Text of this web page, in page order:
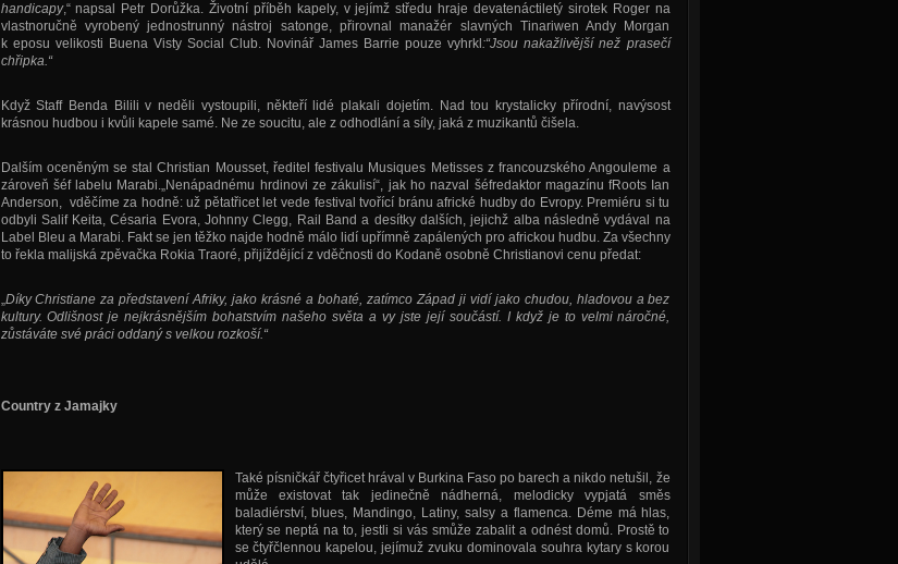
handicapy,“ napsal Petr Dorůžka. Životní příběh kapely, v jejímž středu hraje devatenáctiletý sirotek Roger na
vlastnoručně vyrobený jednostrunný nástroj satonge, přirovnal manažér slavných Tinariwen Andy Morgan
k eposu velikosti Buena Visty Social Club. Novinář James Barrie pouze vyhrkl:“Jsou nakažlivější než prasečí
chřipka.“
Když Staff Benda Bilili v neděli vystoupili, někteří lidé plakali dojetím. Nad tou krystalicky přírodní, navýsost
krásnou hudbou i kvůli kapele samé. Ne ze soucitu, ale z odhodlání a síly, jaká z muzikantů čišela.
Dalším oceněným se stal Christian Mousset, ředitel festivalu Musiques Metisses z francouzského Angouleme a
zároveň šéf labelu Marabi.„Nenápadnému hrdinovi ze zákulisí“, jak ho nazval šéfredaktor magazínu fRoots Ian
Anderson, vděčíme za hodně: už pětatřicet let vede festival tvořící bránu africké hudby do Evropy. Premiéru si tu
odbyli Salif Keita, Césaria Evora, Johnny Clegg, Rail Band a desítky dalších, jejichž alba následně vydával na
Label Bleu a Marabi. Fakt se jen těžko najde hodně málo lidí upřímně zapálených pro africkou hudbu. Za všechny
to řekla malijská zpěvačka Rokia Traoré, přijíždějící z vděčnosti do Kodaně osobně Christianovi cenu předat:
„Díky Christiane za představení Afriky, jako krásné a bohaté, zatímco Západ ji vidí jako chudou, hladovou a bez
kultury. Odlišnost je nejkrásnějším bohatstvím našeho světa a vy jste její součástí. I když je to velmi náročné,
zůstáváte své práci oddaný s velkou rozkoší.“
Country z Jamajky
Také písničkář čtyřicet hrával v Burkina Faso po barech a nikdo netušil, že
může existovat tak jedinečně nádherná, melodicky vypjatá směs
baladiérství, blues, Mandingo, Latiny, salsy a flamenca. Déme má hlas,
který se neptá na to, jestli si vás smůže zabalit a odnést domů. Prostě to
se čtyřčlennou kapelou, jejímuž zvuku dominovala souhra kytary s korou